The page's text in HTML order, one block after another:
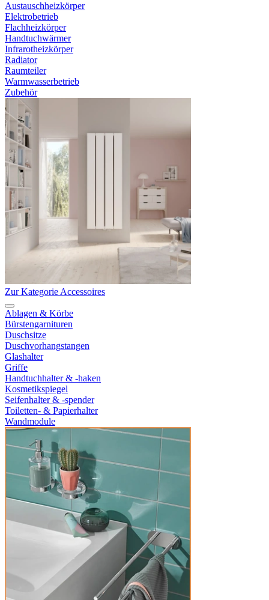
Austauschheizkörper
Elektrobetrieb
Flachheizkörper
Handtuchwärmer
Infrarotheizkörper
Radiator
Raumteiler
Warmwasserbetrieb
Zubehör
Zur Kategorie Accessoires
Ablagen & Körbe
Bürstengarnituren
Duschsitze
Duschvorhangstangen
Glashalter
Griffe
Handtuchhalter & -haken
Kosmetikspiegel
Seifenhalter & -spender
Toiletten- & Papierhalter
Wandmodule